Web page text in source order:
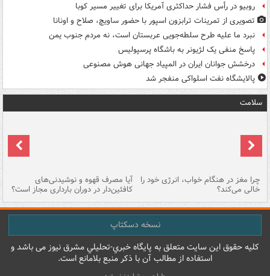
روبیو در رأس فشار حداکثری آمریکا برای تغییر مسیر کوبا
تصویری از تمرینات ترابزون اسپور با حضور ساویچ، صلاح و اونانا
نبرد ما علیه طرح سلطه‌جویی عربستان است، نه مردم جنوب یمن
پاسخ منفی یک لژیونر به باشگاه پرسپولیس
درخشش جوانان ایران در المپیاد جهانی هوش مصنوعی
پالایشگاه نفت اسلواکی منفجر شد
سلامت
چرا مغز در هنگام خواب، انرژی خود را
خالی می‌کند؟
آیا مصرف قهوه و نوشیدنی‌های
کافئین‌دار در دوران بارداری مجاز است؟
نسخه دسکتاپ
کليه حقوق اين سايت متعلق به پایگاه خبري-تحليلي مشرق نيوز می باشد و
استفاده از مطالب آن با ذکر منبع بلامانع است.